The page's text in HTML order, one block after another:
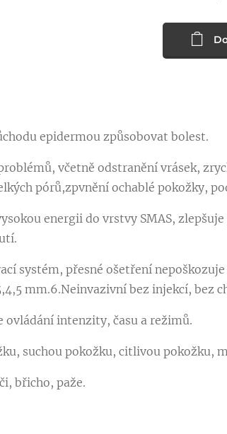
epidermou způsobovat bolest.
včetně odstranění vrásek,
pórů,zpvnění ochablé pokožky,
energii do vrstvy SMAS,
systém, přesné ošetření
mm.6.Neinvazivní bez injekcí, bez
ovládání intenzity, času a režimů.
suchou pokožku, citlivou pokožku,
břicho, paže.